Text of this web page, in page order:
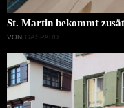
St. Martin bekommt
VON GASPARD